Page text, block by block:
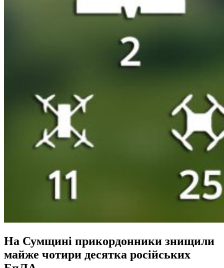
На Сумщині прикордонники знищили
майже чотири десятка російських